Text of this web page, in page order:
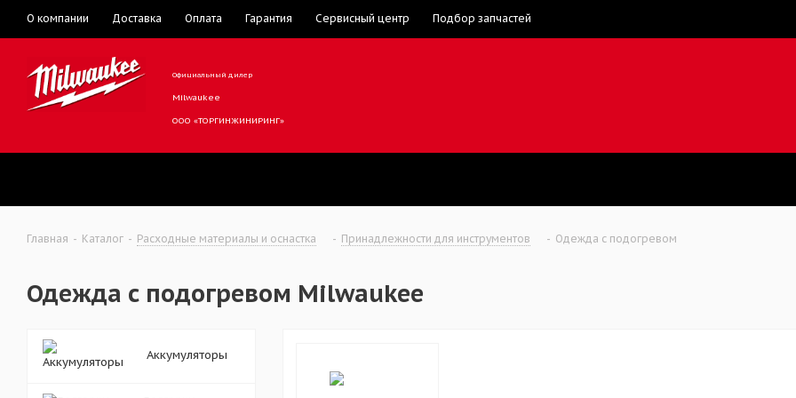
О компании Доставка Оплата Гарантия Сервисный центр Подбор запчастей
Официальный дилер
Milwaukee
ООО «ТОРГИНЖИНИРИНГ»
Главная - Каталог - Расходные материалы и оснастка - Принадлежности для инструментов - Одежда с подогревом
Одежда с подогревом Milwaukee
Аккумуляторы